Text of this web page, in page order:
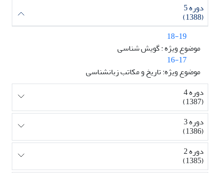
دوره 5
(1388)
18-19
موضوع ویژه : گویش شناسی
16-17
موضوع ویژه: تاریخ و مکاتب زبانشناسی
دوره 4
(1387)
دوره 3
(1386)
دوره 2
(1385)